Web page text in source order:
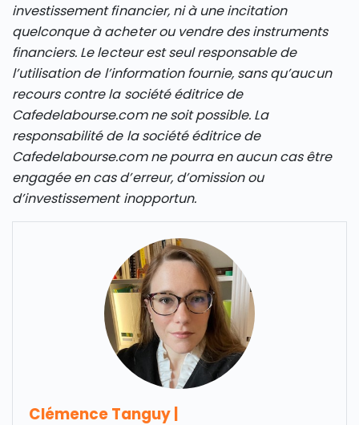
investissement financier, ni à une incitation
quelconque à acheter ou vendre des instruments
financiers. Le lecteur est seul responsable de
l’utilisation de l’information fournie, sans qu’aucun
recours contre la société éditrice de
Cafedelabourse.com ne soit possible. La
responsabilité de la société éditrice de
Cafedelabourse.com ne pourra en aucun cas être
engagée en cas d’erreur, d’omission ou
d’investissement inopportun.
Clémence Tanguy